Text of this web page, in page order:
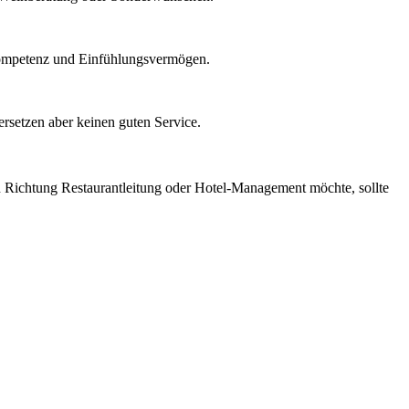
und Einfühlungsvermögen.
aber keinen guten Service.
Restaurantleitung oder Hotel-Management möchte, sollte